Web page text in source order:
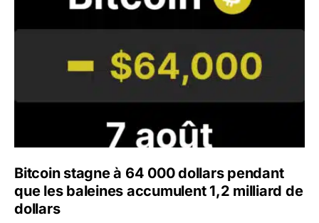
Bitcoin stagne à 64 000 dollars pendant
que les baleines accumulent 1,2 milliard de
dollars